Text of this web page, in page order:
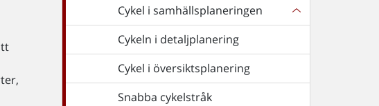
Cykel i samhällsplaneringen
Cykeln i detaljplanering
Cykel i översiktsplanering
Snabba cykelstråk